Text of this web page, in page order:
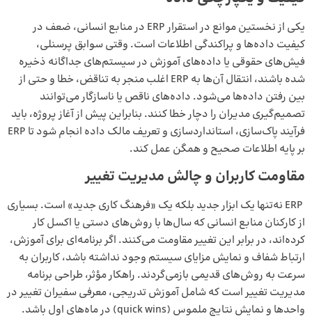
یکی از نخستین موانع در استقرار ERP در منابع انسانی، ضعف در
کیفیت داده‌ها و پراکندگی اطلاعات است. وقتی سوابق پرسنلی،
فیش‌های حقوقی یا داده‌های آموزش در سیستم‌های جداگانه ذخیره
شده باشند، انتقال آن‌ها به ERP اغلب منجر به تناقض، خطا و حتی از
بین رفتن داده‌ها می‌شود. داده‌های ناقص یا ناسازگار می‌توانند
تصمیم‌گیری مدیران را دچار خطا کنند. بنابراین پیش از آغاز پروژه، باید
فرآیند پاک‌سازی، استانداردسازی و تعریف مالک داده انجام شود تا ERP
بر پایه اطلاعات صحیح و همگن عمل کند.
مقاومت کاربران و چالش مدیریت تغییر
ERP نه‌تنها یک ابزار جدید بلکه یک «فرهنگ کاری جدید» است. بسیاری
از کارکنان منابع انسانی که سال‌ها با روش‌های دستی یا اکسل کار
کرده‌اند، در برابر این تغییر مقاومت می‌کنند. اگر برنامه‌ای برای آموزش،
ارتباط شفاف و نمایش مزایای سیستم وجود نداشته باشد، کاربران به
سرعت به روش‌های قدیمی بازمی‌گردند. راهکار مؤثر، طراحی برنامه
مدیریت تغییر است که شامل آموزش تدریجی، معرفی سفیران تغییر در
واحدها و نمایش نتایج ملموس (quick wins) در ماه‌های اول باشد.